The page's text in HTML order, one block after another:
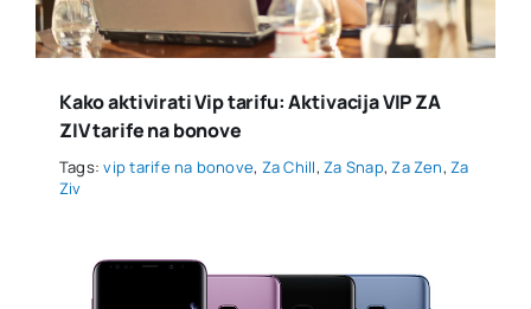
Kako aktivirati Vip tarifu: Aktivacija VIP ZA
ZIV tarife na bonove
Tags:vip tarife na bonove, Za Chill,Za Snap,Za Zen,Za
Ziv